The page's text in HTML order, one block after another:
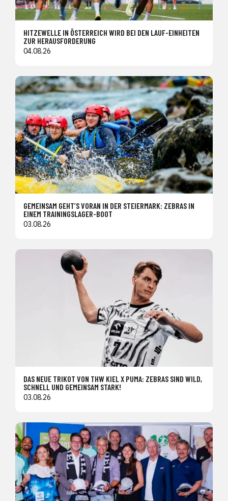
HITZEWELLE IN ÖSTERREICH WIRD BEI DEN LAUF-EINHEITEN
ZUR HERAUSFORDERUNG
04.08.26
GEMEINSAM GEHT’S VORAN IN DER STEIERMARK: ZEBRAS IN
EINEM TRAININGSLAGER-BOOT
03.08.26
DAS NEUE TRIKOT VON THW KIEL X PUMA: ZEBRAS SIND WILD,
SCHNELL UND GEMEINSAM STARK!
03.08.26